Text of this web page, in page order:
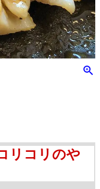
リコリのや